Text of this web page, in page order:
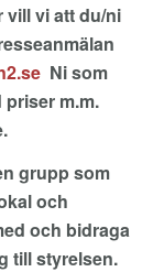
vill vi att du/ni
Ni som
priser m.m.
grupp som
och
och bidraga
till styrelsen.